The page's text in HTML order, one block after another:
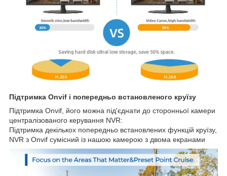
Підтримка Onvif і попередньо встановленого круїзу
Підтримка Onvif, його можна під'єднати до сторонньої камери
централізованого керування NVR:
Підтримка декількох попередньо встановлених функцій круїзу,
NVR з Onvif сумісний із нашою камерою з двома екранами